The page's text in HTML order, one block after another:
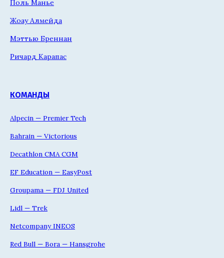
Поль Манье
Жоау Алмейда
Мэттью Бреннан
Ричард Карапас
КОМАНДЫ
Alpecin — Premier Tech
Bahrain — Victorious
Decathlon CMA CGM
EF Education — EasyPost
Groupama — FDJ United
Lidl — Trek
Netcompany INEOS
Red Bull — Bora — Hansgrohe